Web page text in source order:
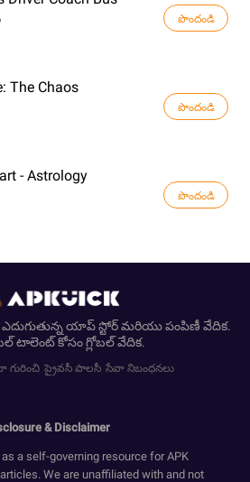
పొందండి
The Chaos
పొందండి
- Astrology
పొందండి
ఎదుగుతున్న యాప్ స్టోర్ మరియు పంపిణీ వేదిక.
టాలెంట్ కోసం గ్లోబల్ వేదిక.
గురించి ప్రైవసీ పాలసీ సేవా నిబంధనలు
& Disclaimer
a self-governing resource for APK
We are unaffiliated with and not